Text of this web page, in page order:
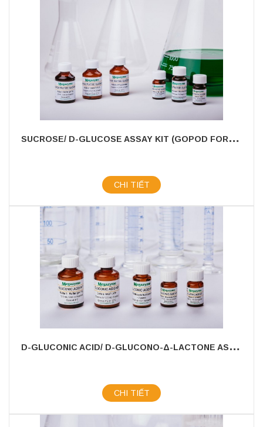
S
UCROSE/ D-GLUCOSE ASSAY KIT (GOPOD FORMAT)
CHI TIẾT
D
-GLUCONIC ACID/ D-GLUCONO-Δ-LACTONE ASSAY KIT
CHI TIẾT